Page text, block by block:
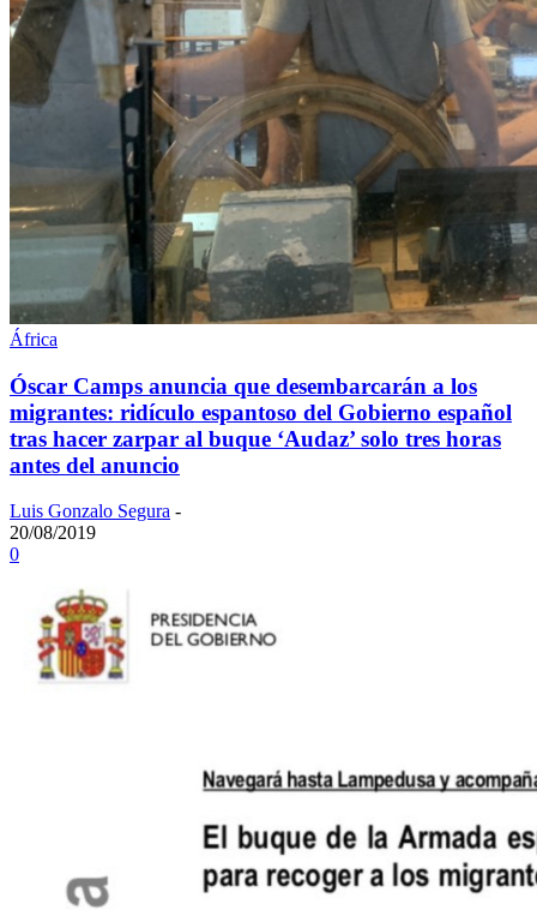
África
Óscar Camps anuncia que desembarcarán a los
migrantes: ridículo espantoso del Gobierno español
tras hacer zarpar al buque ‘Audaz’ solo tres horas
antes del anuncio
Luis Gonzalo Segura -
20/08/2019
0